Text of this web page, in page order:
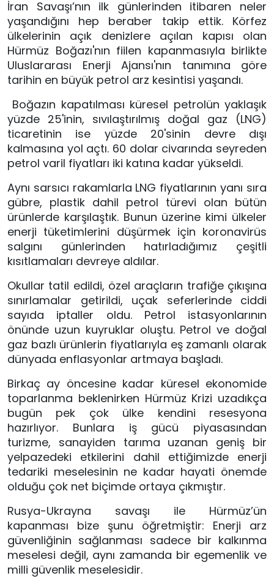
İran Savaşı’nın ilk günlerinden itibaren neler
yaşandığını hep beraber takip ettik. Körfez
ülkelerinin açık denizlere açılan kapısı olan
Hürmüz Boğazı'nın fiilen kapanmasıyla birlikte
Uluslararası Enerji Ajansı'nın tanımına göre
tarihin en büyük petrol arz kesintisi yaşandı.
yüzde 25'inin, sıvılaştırılmış doğal gaz (LNG)
ticaretinin ise yüzde 20'sinin devre dışı
kalmasına yol açtı. 60 dolar civarında seyreden
petrol varil fiyatları iki katına kadar yükseldi.
Aynı sarsıcı rakamlarla LNG fiyatlarının yanı sıra
gübre, plastik dahil petrol türevi olan bütün
ürünlerde karşılaştık. Bunun üzerine kimi ülkeler
enerji tüketimlerini düşürmek için koronavirüs
salgını günlerinden hatırladığımız çeşitli
kısıtlamaları devreye aldılar.
Okullar tatil edildi, özel araçların trafiğe çıkışına
sınırlamalar getirildi, uçak seferlerinde ciddi
sayıda iptaller oldu. Petrol istasyonlarının
önünde uzun kuyruklar oluştu. Petrol ve doğal
gaz bazlı ürünlerin fiyatlarıyla eş zamanlı olarak
dünyada enflasyonlar artmaya başladı.
Birkaç ay öncesine kadar küresel ekonomide
toparlanma beklenirken Hürmüz Krizi uzadıkça
bugün pek çok ülke kendini resesyona
hazırlıyor. Bunlara iş gücü piyasasından
turizme, sanayiden tarıma uzanan geniş bir
yelpazedeki etkilerini dahil ettiğimizde enerji
tedariki meselesinin ne kadar hayati önemde
olduğu çok net biçimde ortaya çıkmıştır.
Rusya-Ukrayna savaşı ile Hürmüz’ün
kapanması bize şunu öğretmiştir: Enerji arz
güvenliğinin sağlanması sadece bir kalkınma
meselesi değil, aynı zamanda bir egemenlik ve
milli güvenlik meselesidir.